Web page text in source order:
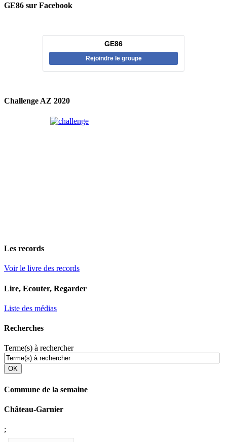
GE86 sur Facebook
GE86
Rejoindre le groupe
Challenge AZ 2020
Les records
Voir le livre des records
Lire, Ecouter, Regarder
Liste des médias
Recherches
Terme(s) à rechercher
OK
Commune de la semaine
Château-Garnier
;